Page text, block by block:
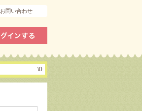
お問い合わせ
\0